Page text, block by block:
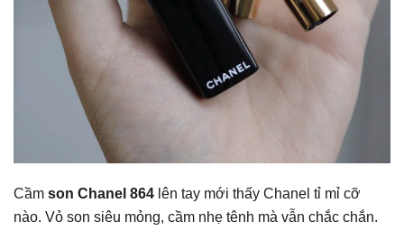
Cầm son Chanel 864 lên tay mới thấy Chanel tỉ mỉ cỡ
nào. Vỏ son siêu mỏng, cầm nhẹ tênh mà vẫn chắc chắn.